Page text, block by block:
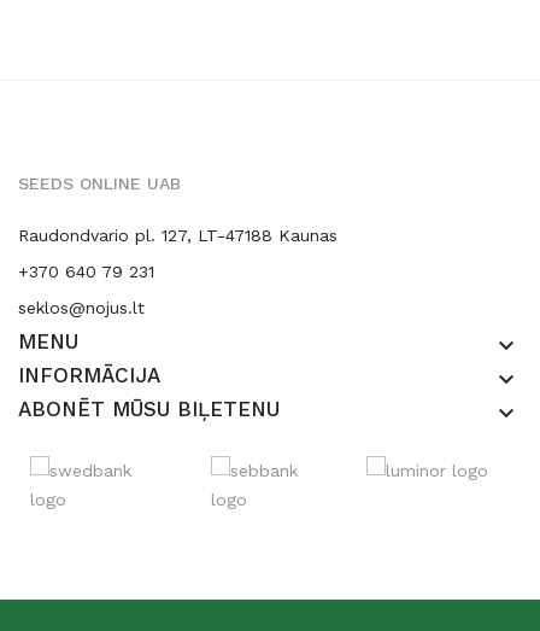
SEEDS ONLINE UAB
Raudondvario pl. 127, LT-47188 Kaunas
+370 640 79 231
seklos@nojus.lt
MENU keyboard_arrow_down
INFORMĀCIJA keyboard_arrow_down
ABONĒT MŪSU BIĻETENU keyboard_arrow_down